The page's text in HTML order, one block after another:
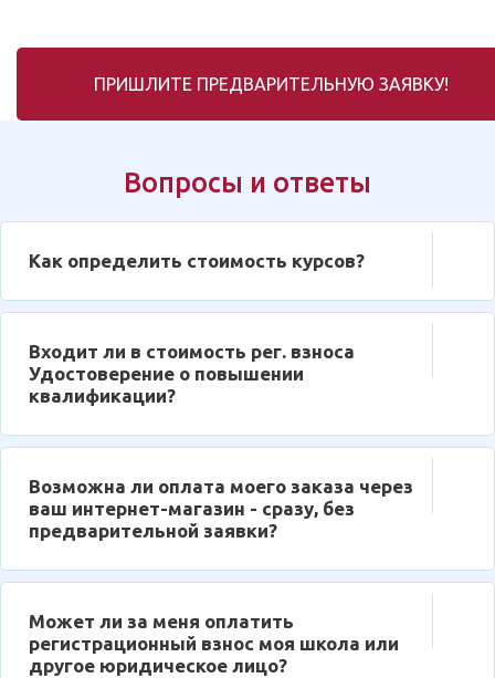
ПРИШЛИТЕ ПРЕДВАРИТЕЛЬНУЮ ЗАЯВКУ!
Вопросы и ответы
Как определить стоимость курсов?
Входит ли в стоимость рег. взноса
Удостоверение о повышении
квалификации?
Возможна ли оплата моего заказа через
ваш интернет-магазин - сразу, без
предварительной заявки?
Может ли за меня оплатить
регистрационный взнос моя школа или
другое юридическое лицо?